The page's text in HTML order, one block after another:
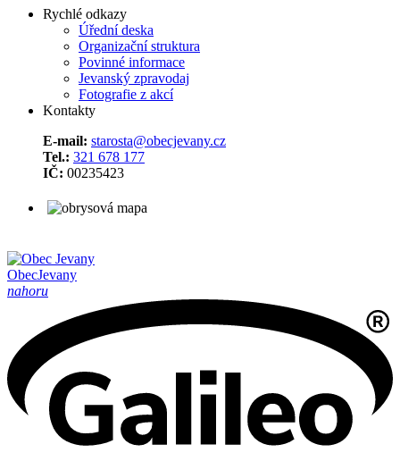
Rychlé odkazy
Úřední deska
Organizační struktura
Povinné informace
Jevanský zpravodaj
Fotografie z akcí
Kontakty
E-mail: starosta@obecjevany.cz
Tel.: 321 678 177
IČ: 00235423
ObecJevany
nahoru